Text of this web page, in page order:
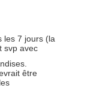
les 7 jours (la
svp avec
être